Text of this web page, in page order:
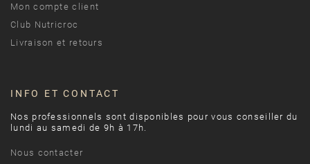
Mon compte client
Club Nutricroc
Livraison et retours
INFO ET CONTACT
Nos professionnels sont disponibles pour vous conseiller du
lundi au samedi de 9h à 17h.
Nous contacter